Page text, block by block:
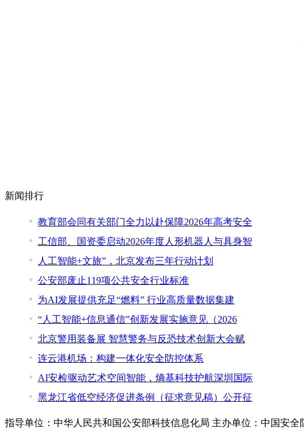
新闻排行
教育部会同有关部门全力以赴保障2026年高考安全
工信部、国资委启动2026年度人形机器人与具身智
人工智能+文旅”，北京发布三年行动计划
公安部废止119项公共安全行业标准
为AI发展提供充足“燃料” 行业高质量数据集建
“人工智能+信息通信”创新发展实施意见（2026
北京警用装备展 智慧警务与反恐技术创新大会赋
连云港机场：构建一体化安全防控体系
AI安检驱动艺术空间智能，熵基科技护航深圳国际
黑龙江省低空经济促进条例（征求意见稿）公开征
指导单位：中华人民共和国公安部科技信息化局 主办单位：中国安全